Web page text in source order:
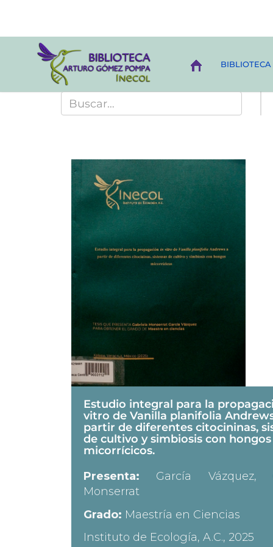
BIBLIOTECA
Estudio integral para la
vitro de Vanilla planifolia
partir de diferentes citocininas,
de cultivo y simbiosis con hongos
micorrícicos.
Presenta: García Vázquez,
Monserrat
Grado: Maestría en Ciencias
Instituto de Ecología, A.C., 2025